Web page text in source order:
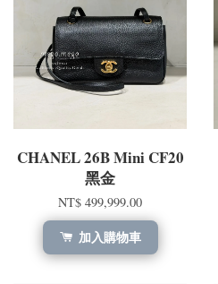
CHANEL 26B Mini CF20
黑金
NT$ 499,999.00
加入購物車